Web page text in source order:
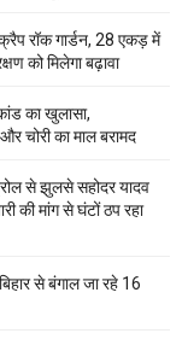
रॉक गार्डन, 28 एकड़ में
को मिलेगा बढ़ावा
का खुलासा,
चोरी का माल बरामद
से झुलसे सहोदर यादव
की मांग से घंटों ठप रहा
से बंगाल जा रहे 16